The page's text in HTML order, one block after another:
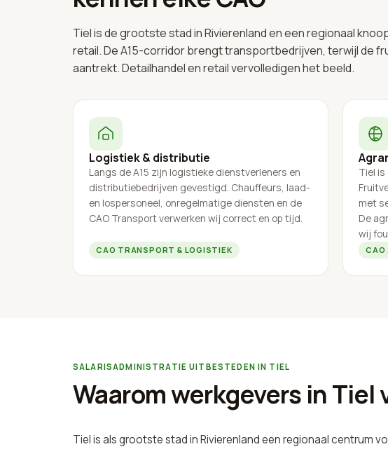
Tiel is de grootste stad in Rivierenland en een regionaal
retail. De A15-corridor brengt transportbedrijven, terwijl de
aantrekt. Detailhandel en retail vervolledigen het beeld.
Logistiek & distributie
Langs de A15 zijn logistieke dienstverleners en
distributiebedrijven gevestigd. Chauffeurs, laad-
en lospersoneel, onregelmatige diensten en de
CAO Transport verwerken wij correct en op tijd.
CAO TRANSPORT & LOGISTIEK
Tiel
met
De
wij
CAO
SALARISADMINISTRATIE UITBESTEDEN IN TIEL
Waarom werkgevers in Tiel
Tiel is als grootste stad in Rivierenland een regionaal centrum